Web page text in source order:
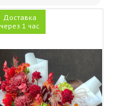
Доставка
через 1 час